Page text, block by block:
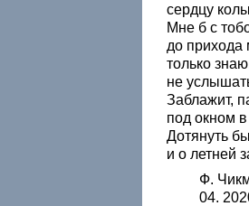
сердцу
Мне б с
до прихода
только
не
Заблажит,
под окном
Дотянуть
и о летней
Ф.
04. 2020